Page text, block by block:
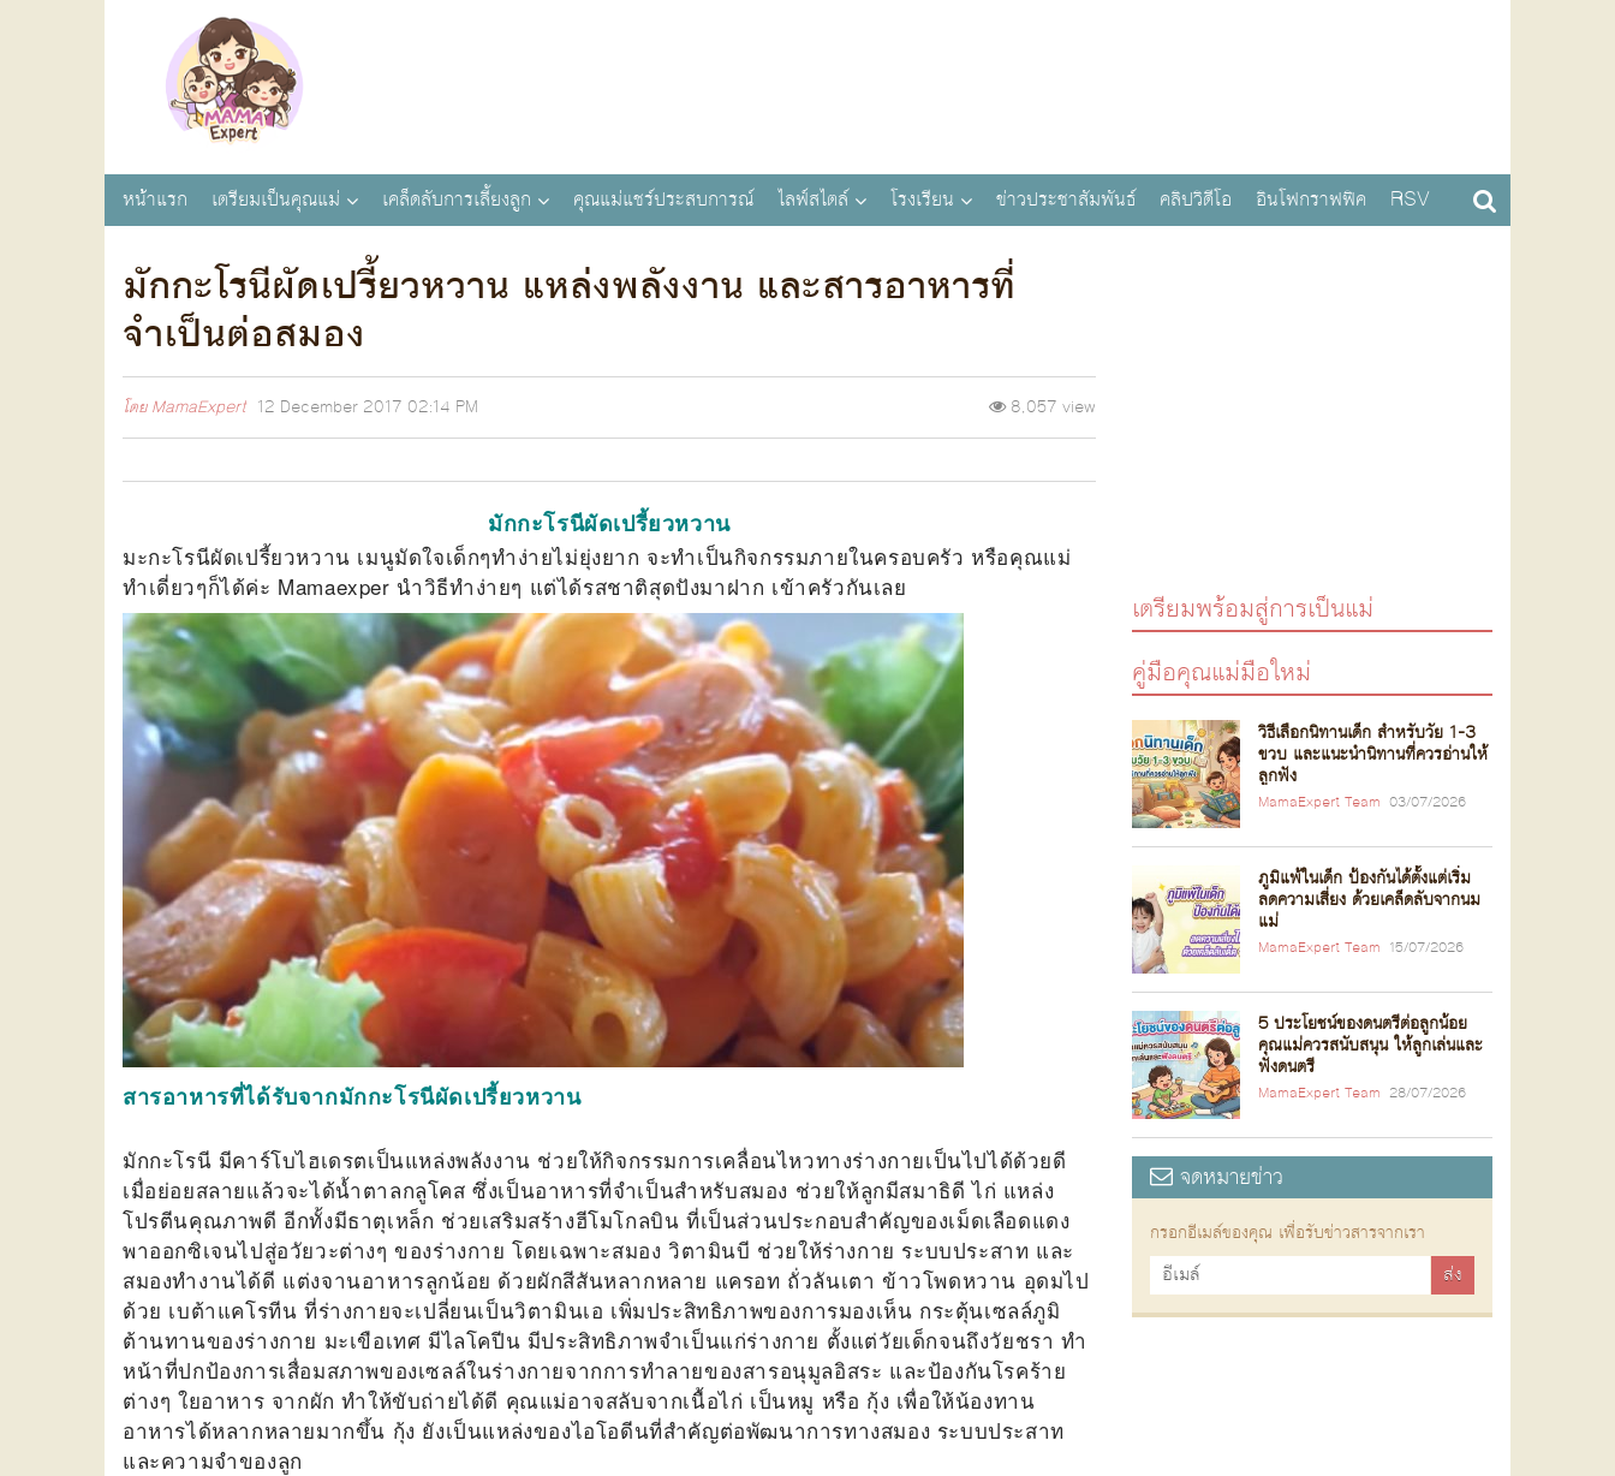
หน้าแรก เตรียมเป็นคุณแม่ เคล็ดลับการเลี้ยงลูก คุณแม่แชร์ประสบการณ์ ไลฟ์สไตล์ โรงเรียน ข่าวประชาสัมพันธ์ คลิปวิดีโอ อินโฟกราฟฟิค RSV
มักกะโรนีผัดเปรี้ยวหวาน แหล่งพลังงาน และสารอาหารที่
จำเป็นต่อสมอง
โดยMamaExpert 12 December 2017 02:14 PM 8,057 view
มักกะโรนีผัดเปรี้ยวหวาน
มะกะโรนีผัดเปรี้ยวหวาน เมนูมัดใจเด็กๆทำง่ายไม่ยุ่งยาก จะทำเป็นกิจกรรมภายในครอบครัว หรือคุณแม่
ทำเดี่ยวๆก็ได้ค่ะ Mamaexper นำวิธีทำง่ายๆ แต่ได้รสชาติสุดปังมาฝาก เข้าครัวกันเลย
สารอาหารที่ได้รับจากมักกะโรนีผัดเปรี้ยวหวาน
มักกะโรนี มีคาร์โบไฮเดรตเป็นแหล่งพลังงาน ช่วยให้กิจกรรมการเคลื่อนไหวทางร่างกายเป็นไปได้ด้วยดี
เมื่อย่อยสลายแล้วจะได้น้ำตาลกลูโคส ซึ่งเป็นอาหารที่จำเป็นสำหรับสมอง ช่วยให้ลูกมีสมาธิดี ไก่ แหล่ง
โปรตีนคุณภาพดี อีกทั้งมีธาตุเหล็ก ช่วยเสริมสร้างฮีโมโกลบิน ที่เป็นส่วนประกอบสำคัญของเม็ดเลือดแดง
พาออกซิเจนไปสู่อวัยวะต่างๆ ของร่างกาย โดยเฉพาะสมอง วิตามินบี ช่วยให้ร่างกาย ระบบประสาท และ
สมองทำงานได้ดี แต่งจานอาหารลูกน้อย ด้วยผักสีสันหลากหลาย แครอท ถั่วลันเตา ข้าวโพดหวาน อุดมไป
ด้วย เบต้าแคโรทีน ที่ร่างกายจะเปลี่ยนเป็นวิตามินเอ เพิ่มประสิทธิภาพของการมองเห็น กระตุ้นเซลล์ภูมิ
ต้านทานของร่างกาย มะเขือเทศ มีไลโคปีน มีประสิทธิภาพจำเป็นแก่ร่างกาย ตั้งแต่วัยเด็กจนถึงวัยชรา ทำ
หน้าที่ปกป้องการเสื่อมสภาพของเซลล์ในร่างกายจากการทำลายของสารอนุมูลอิสระ และป้องกันโรคร้าย
ต่างๆ ใยอาหาร จากผัก ทำให้ขับถ่ายได้ดี คุณแม่อาจสลับจากเนื้อไก่ เป็นหมู หรือ กุ้ง เพื่อให้น้องทาน
อาหารได้หลากหลายมากขึ้น กุ้ง ยังเป็นแหล่งของไอโอดีนที่สำคัญต่อพัฒนาการทางสมอง ระบบประสาท
และความจำของลูก
เตรียมพร้อมสู่การเป็นแม่
คู่มือคุณแม่มือใหม่
วิธีเลือกนิทานเด็ก สำหรับวัย 1-3
ขวบ และแนะนำนิทานที่ควรอ่านให้
ลูกฟัง
MamaExpert Team 03/07/2026
ภูมิแพ้ในเด็ก ป้องกันได้ตั้งแต่เริ่ม
ลดความเสี่ยง ด้วยเคล็ดลับจากนม
แม่
MamaExpert Team 15/07/2026
5 ประโยชน์ของดนตรีต่อลูกน้อย
คุณแม่ควรสนับสนุน ให้ลูกเล่นและ
ฟังดนตรี
MamaExpert Team 28/07/2026
จดหมายข่าว
กรอกอีเมล์ของคุณ เพื่อรับข่าวสารจากเรา